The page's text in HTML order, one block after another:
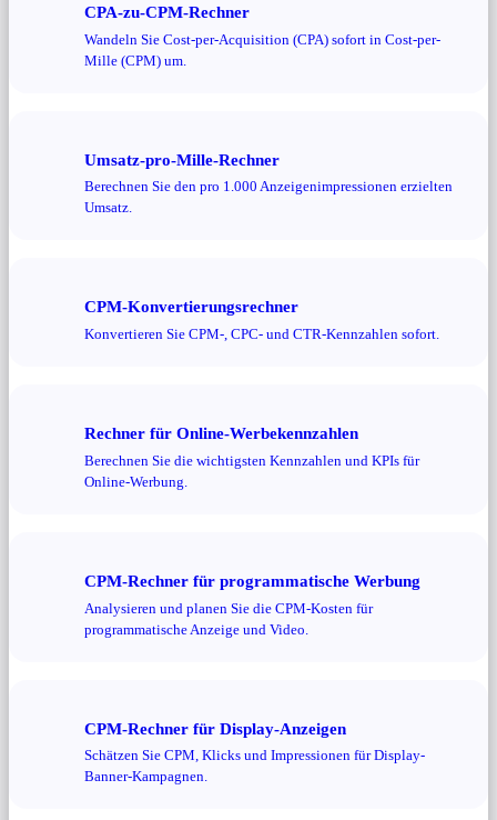
CPA-zu-CPM-Rechner
Wandeln Sie Cost-per-Acquisition (CPA) sofort in Cost-per-
Mille (CPM) um.
Umsatz-pro-Mille-Rechner
Berechnen Sie den pro 1.000 Anzeigenimpressionen erzielten
Umsatz.
CPM-Konvertierungsrechner
Konvertieren Sie CPM-, CPC- und CTR-Kennzahlen sofort.
Rechner für Online-Werbekennzahlen
Berechnen Sie die wichtigsten Kennzahlen und KPIs für
Online-Werbung.
CPM-Rechner für programmatische Werbung
Analysieren und planen Sie die CPM-Kosten für
programmatische Anzeige und Video.
CPM-Rechner für Display-Anzeigen
Schätzen Sie CPM, Klicks und Impressionen für Display-
Banner-Kampagnen.